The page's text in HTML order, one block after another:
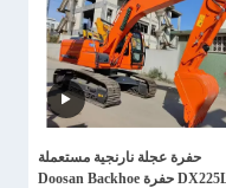
حفرة عجلة نارنجية مستعملة
DX225LC حفرة Doosan Backhoe